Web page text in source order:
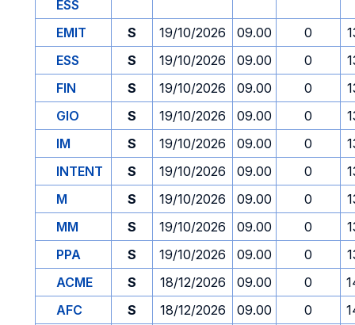
ESS
EMIT S 19/10/2026 09.00 0
ESS
S 19/10/2026 09.00 0
FIN
S 19/10/2026 09.00 0
GIO
S 19/10/2026 09.00 0
IM
S 19/10/2026 09.00 0
INTENT
S 19/10/2026 09.00 0
M
S 19/10/2026 09.00 0
MM
S 19/10/2026 09.00 0
PPA
S 19/10/2026 09.00 0
ACME
S 18/12/2026 09.00 0
AFC
S 18/12/2026 09.00 0